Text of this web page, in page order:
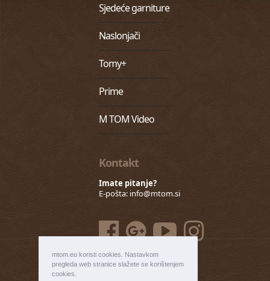
mtom.eu koristi cookies. Nastavkom
pregleda web stranice slažete se korištenjem
cookies.
Sjedeće garniture
Naslonjači
Tomy+
Prime
M TOM Video
Kontakt
Imate pitanje?
E-pošta: info@mtom.si